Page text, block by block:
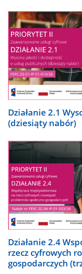
Działanie 2.1
(dziesiąty nabór)
Działanie 2.4
rzecz cyfrowych
gospodarczych